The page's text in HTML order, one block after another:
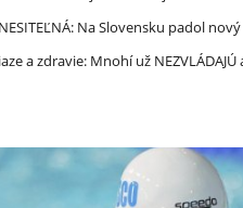
Na Slovensku padol
a zdravie: Mnohí už